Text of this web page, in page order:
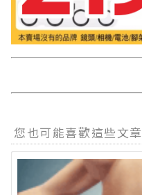
您也可能喜歡這些文章